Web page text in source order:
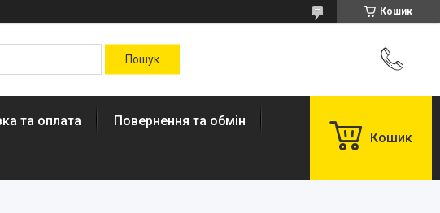
Кошик
та оплата Повернення та обмін
Кошик